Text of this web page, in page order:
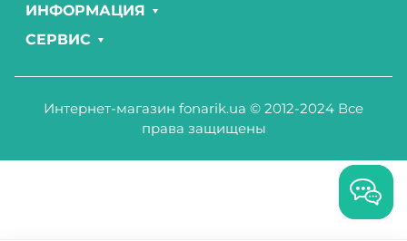
ИНФОРМАЦИЯ
СЕРВИС
Интернет-магазин fonarik.ua © 2012-2024 Все
права защищены